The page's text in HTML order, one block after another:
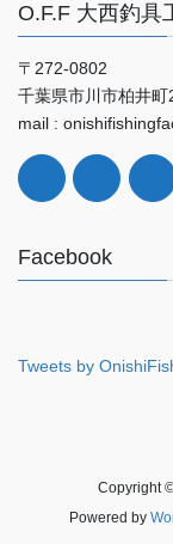
O.F.F 大西釣具
〒272-0802
千葉県市川市柏井
mail :
Facebook
Tweets by
Copyright
Powered by